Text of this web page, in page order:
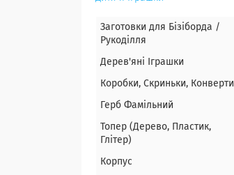
Заготовки для Бізіборда /
Рукоділля
Дерев'яні Іграшки
Коробки, Скриньки, Конверти
Герб Фамільний
Топер (Дерево, Пластик,
Глітер)
Корпус